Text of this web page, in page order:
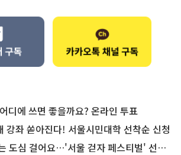
디에 쓰면 좋을까요? 온라인 투표
강좌 쏟아진다! 서울시민대학 선착순 신청
심 걸어요…'서울 걷자 페스티벌' 선착순 5천명